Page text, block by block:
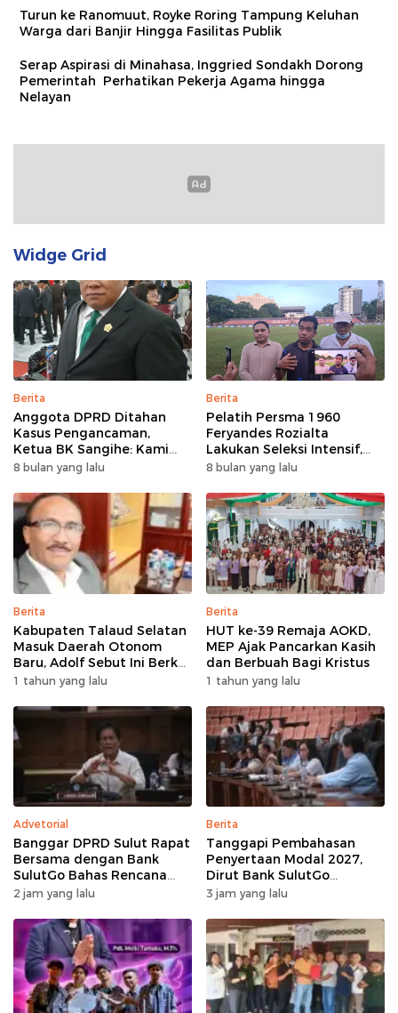
Turun ke Ranomuut, Royke Roring Tampung Keluhan
Warga dari Banjir Hingga Fasilitas Publik
Serap Aspirasi di Minahasa, Inggried Sondakh Dorong
Pemerintah Perhatikan Pekerja Agama hingga
Nelayan
Widge Grid
Berita
Anggota DPRD Ditahan
Kasus Pengancaman,
Ketua BK Sangihe: Kami
Prihatin, Tapi Hormati
8 bulan yang lalu
Berita
Pelatih Persma 1960
Feryandes Rozialta
Lakukan Seleksi Intensif,
Cari Pemain Cepat
8 bulan yang lalu
Berita
Kabupaten Talaud Selatan
Masuk Daerah Otonom
Baru, Adolf Sebut Ini Berkat
Dukungan Dari Berbagai
1 tahun yang lalu
Berita
HUT ke-39 Remaja AOKD,
MEP Ajak Pancarkan Kasih
dan Berbuah Bagi Kristus
1 tahun yang lalu
Advetorial
Banggar DPRD Sulut Rapat
Bersama dengan Bank
SulutGo Bahas Rencana
Penyertaan Modal Rp30
2 jam yang lalu
Berita
Tanggapi Pembahasan
Penyertaan Modal 2027,
Dirut Bank SulutGo
Jelaskan Pentingnya
3 jam yang lalu